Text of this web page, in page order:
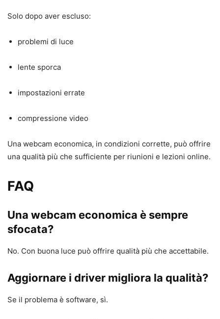
Solo dopo aver escluso:
problemi di luce
lente sporca
impostazioni errate
compressione video
Una webcam economica, in condizioni corrette, può offrire
una qualità più che sufficiente per riunioni e lezioni online.
FAQ
Una webcam economica è sempre
sfocata?
No. Con buona luce può offrire qualità più che accettabile.
Aggiornare i driver migliora la qualità?
Se il problema è software, sì.